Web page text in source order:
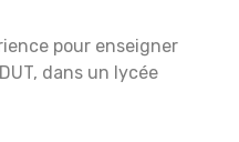
pour enseigner
dans un lycée